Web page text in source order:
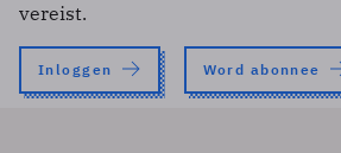
vereist.
Inloggen Word abonnee